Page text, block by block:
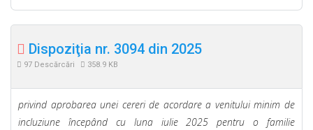
Dispoziţia nr. 3094 din 2025
97 Descărcări 358.9 KB
privind aprobarea unei cereri de acordare a venitului minim de
incluziune începând cu luna iulie 2025 pentru o familie